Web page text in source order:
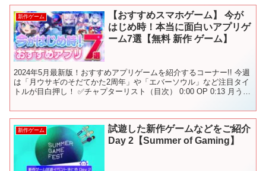
新作ゲーム
【おすすめスマホゲーム】 今が
はじめ時！本当に面白いアプリゲ
ーム7選【無料 新作 ゲーム】
2024年5月最新版！おすすめアプリゲームを紹介するコーナー!! 今週
は「月ウサギのそだてかた2周年」や「エバーソウル」など注目タイ
トルが目白押し！ ✅チャプターリスト（目次） 0:00 OP 0:13 月うさ
新作ゲーム
試遊した新作ゲームなどをご紹介
Day 2【Summer of Gaming】